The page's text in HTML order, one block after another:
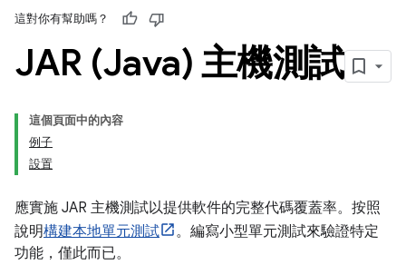
這對你有幫助嗎？
JAR (Java) 主機測試
這個頁面中的內容
例子
設置
應實施 JAR 主機測試以提供軟件的完整代碼覆蓋率。按照
說明構建本地單元測試
。編寫小型單元測試來驗證特定
功能，僅此而已。